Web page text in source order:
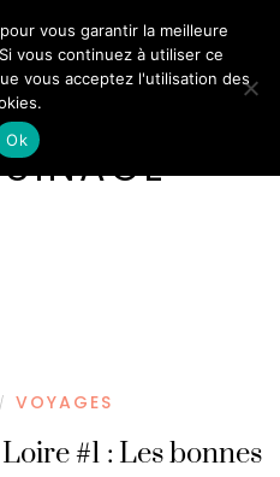
/ VOYAGES
#1 : Les bonnes
vous garantir la meilleure
vous continuez à utiliser ce
vous acceptez l'utilisation des
Ok